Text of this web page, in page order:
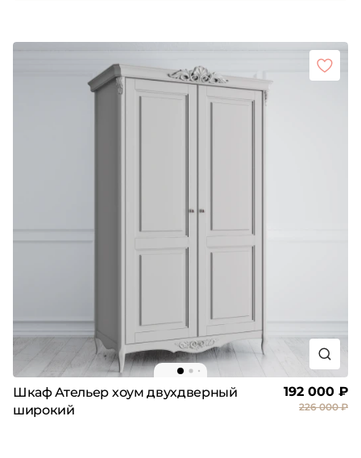
Шкаф Ательер хоум двухдверный
широкий
192 000 ₽
226 000 ₽